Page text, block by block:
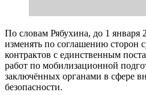
По словам Рябухина, до 1 января
изменять по соглашению сторон
контрактов с единственным
работ по мобилизационной
заключённых органами в сфере
безопасности.